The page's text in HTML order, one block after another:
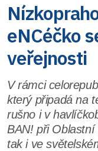
eNCéčko
veřejnosti
V rámci
který připadá na
rušno i v
BAN! při
tak i ve